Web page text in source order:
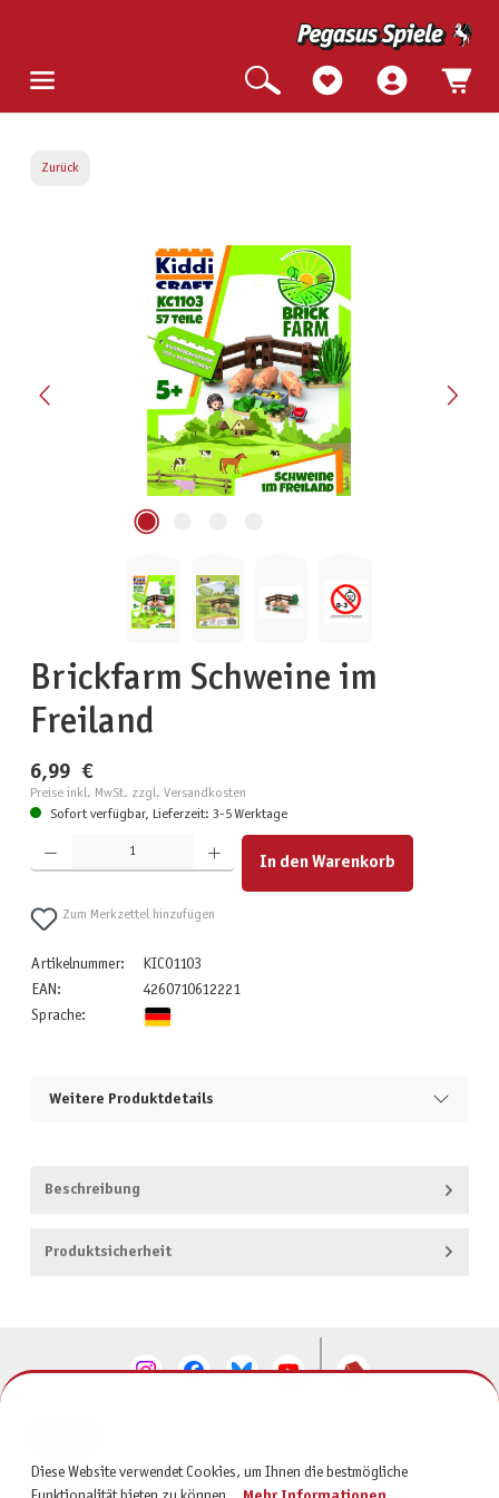
Zurück
Bildergalerie überspringen
Brickfarm Schweine im
Freiland
6,99 €
Preise inkl. MwSt. zzgl. Versandkosten
Sofort verfügbar, Lieferzeit: 3-5 Werktage
Produkt Anzahl: Gib den gewünschten Wert ein oder benutze die Schaltflächen um die Anzahl zu
In den Warenkorb
Zum Merkzettel hinzufügen
Artikelnummer:
KIC01103
EAN:
4260710612221
Sprache:
Weitere Produktdetails
Beschreibung
Produktsicherheit
SERVICE
Diese Website verwendet Cookies, um Ihnen die bestmögliche